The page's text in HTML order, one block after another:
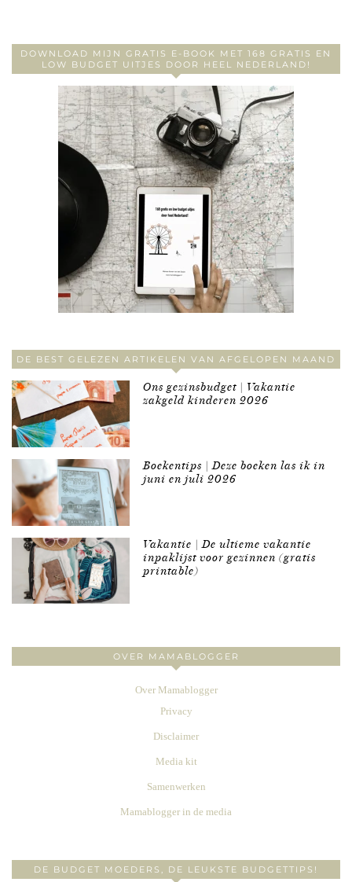
DOWNLOAD MIJN GRATIS E-BOOK MET 168 GRATIS EN
LOW BUDGET UITJES DOOR HEEL NEDERLAND!
DE BEST GELEZEN ARTIKELEN VAN AFGELOPEN MAAND
Ons gezinsbudget | Vakantie
zakgeld kinderen 2026
Boekentips | Deze boeken las ik in
juni en juli 2026
Vakantie | De ultieme vakantie
inpaklijst voor gezinnen (gratis
printable)
OVER MAMABLOGGER
Over Mamablogger
Privacy
Disclaimer
Media kit
Samenwerken
Mamablogger in de media
DE BUDGET MOEDERS, DE LEUKSTE BUDGETTIPS!